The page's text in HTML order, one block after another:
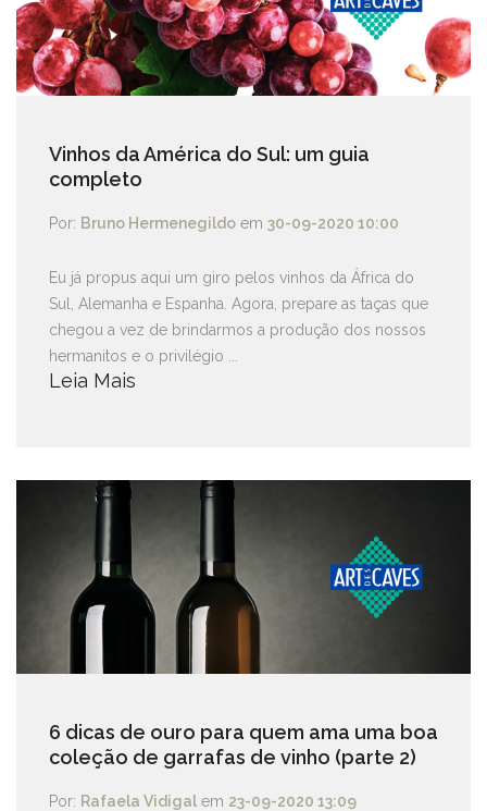
Vinhos da América do Sul: um guia
completo
Por: Bruno Hermenegildo em 30-09-2020 10:00
Eu já propus aqui um giro pelos vinhos da África do
Sul, Alemanha e Espanha. Agora, prepare as taças que
chegou a vez de brindarmos a produção dos nossos
hermanitos e o privilégio ...
Leia Mais
6 dicas de ouro para quem ama uma boa
coleção de garrafas de vinho (parte 2)
Por: Rafaela Vidigal em 23-09-2020 13:09